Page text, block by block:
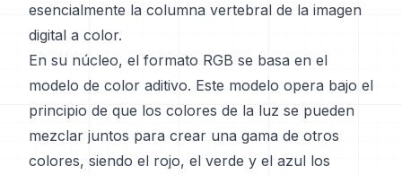
esencialmente la columna vertebral de la imagen
digital a color.
En su núcleo, el formato RGB se basa en el
modelo de color aditivo. Este modelo opera bajo el
principio de que los colores de la luz se pueden
mezclar juntos para crear una gama de otros
colores, siendo el rojo, el verde y el azul los